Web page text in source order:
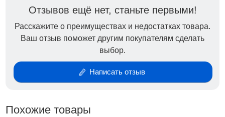
Смарт диски - Это инновационный ,
позволяющий за считанные минуты удалить грубую
кожу с пяток , без применения кератоликов .
Основа диск отлично поддаётся дезинфекции , а
сменные файлы являются одноразовыми , один на
клиента .
Отзывов ещё нет, станьте первыми!
Расскажите о преимуществах и недостатках товара.
Ваш отзыв поможет другим покупателям сделать
выбор.
Написать отзыв
Похожие товары